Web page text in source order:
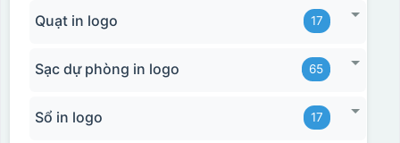
Quạt in logo 17
Sạc dự phòng in logo 65
Sổ in logo 17